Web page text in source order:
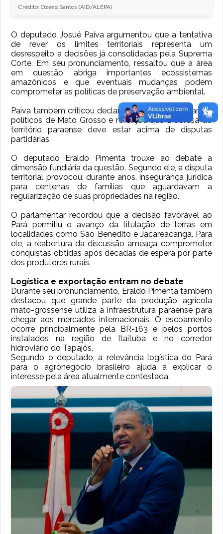
Crédito: Ozéas Santos (AID/ALEPA)
O deputado Josué Paiva argumentou que a tentativa
de rever os limites territoriais representa um
desrespeito a decisões já consolidadas pela Suprema
Corte. Em seu pronunciamento, ressaltou que a área
em questão abriga importantes ecossistemas
amazônicos e que eventuais mudanças podem
comprometer as políticas de preservação ambiental.
Paiva também criticou declarações de representantes
políticos de Mato Grosso e reforçou que a defesa do
território paraense deve estar acima de disputas
partidárias.
O deputado Eraldo Pimenta trouxe ao debate a
dimensão fundiária da questão. Segundo ele, a disputa
territorial provocou, durante anos, insegurança jurídica
para centenas de famílias que aguardavam a
regularização de suas propriedades na região.
O parlamentar recordou que a decisão favorável ao
Pará permitiu o avanço da titulação de terras em
localidades como São Benedito e Jacareacanga. Para
ele, a reabertura da discussão ameaça comprometer
conquistas obtidas após décadas de espera por parte
dos produtores rurais.
Logística e exportação entram no debate
Durante seu pronunciamento, Eraldo Pimenta também
destacou que grande parte da produção agrícola
mato-grossense utiliza a infraestrutura paraense para
chegar aos mercados internacionais. O escoamento
ocorre principalmente pela BR-163 e pelos portos
instalados na região de Itaituba e no corredor
hidroviário do Tapajós.
Segundo o deputado, a relevância logística do Pará
para o agronegócio brasileiro ajuda a explicar o
interesse pela área atualmente contestada.